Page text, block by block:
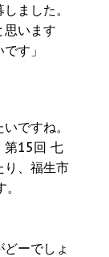
ました。
思います
す」
ですね。
第15回 七
り、福生市
ーでしょ